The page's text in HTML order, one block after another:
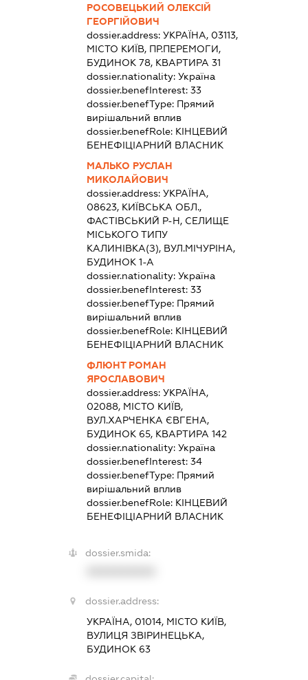
РОСОВЕЦЬКИЙ ОЛЕКСІЙ
ГЕОРГІЙОВИЧ
dossier.address: УКРАЇНА, 03113,
МІСТО КИЇВ, ПР.ПЕРЕМОГИ,
БУДИНОК 78, КВАРТИРА 31
dossier.nationality: Україна
dossier.benefInterest: 33
dossier.benefType: Прямий
вирішальний вплив
dossier.benefRole: КІНЦЕВИЙ
БЕНЕФІЦІАРНИЙ ВЛАСНИК
МАЛЬКО РУСЛАН
МИКОЛАЙОВИЧ
dossier.address: УКРАЇНА,
08623, КИЇВСЬКА ОБЛ.,
ФАСТІВСЬКИЙ Р-Н, СЕЛИЩЕ
МІСЬКОГО ТИПУ
КАЛИНІВКА(З), ВУЛ.МІЧУРІНА,
БУДИНОК 1-А
dossier.nationality: Україна
dossier.benefInterest: 33
dossier.benefType: Прямий
вирішальний вплив
dossier.benefRole: КІНЦЕВИЙ
БЕНЕФІЦІАРНИЙ ВЛАСНИК
ФЛЮНТ РОМАН
ЯРОСЛАВОВИЧ
dossier.address: УКРАЇНА,
02088, МІСТО КИЇВ,
ВУЛ.ХАРЧЕНКА ЄВГЕНА,
БУДИНОК 65, КВАРТИРА 142
dossier.nationality: Україна
dossier.benefInterest: 34
dossier.benefType: Прямий
вирішальний вплив
dossier.benefRole: КІНЦЕВИЙ
БЕНЕФІЦІАРНИЙ ВЛАСНИК
dossier.smida:
dossier.address:
УКРАЇНА, 01014, МІСТО КИЇВ,
ВУЛИЦЯ ЗВІРИНЕЦЬКА,
БУДИНОК 63